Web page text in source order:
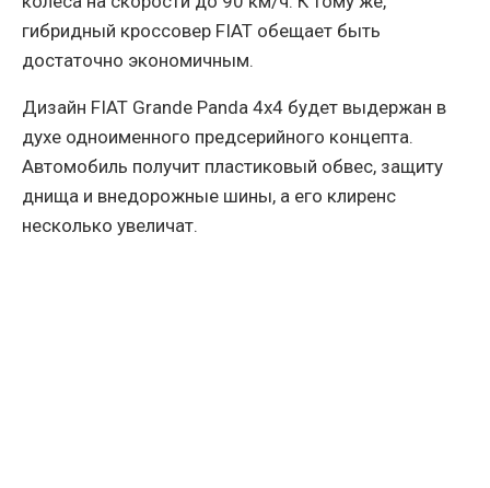
гибридный кроссовер FIAT обещает быть
достаточно экономичным.
Дизайн FIAT Grande Panda 4x4 будет выдержан в
духе одноименного предсерийного концепта.
Автомобиль получит пластиковый обвес, защиту
днища и внедорожные шины, а его клиренс
несколько увеличат.